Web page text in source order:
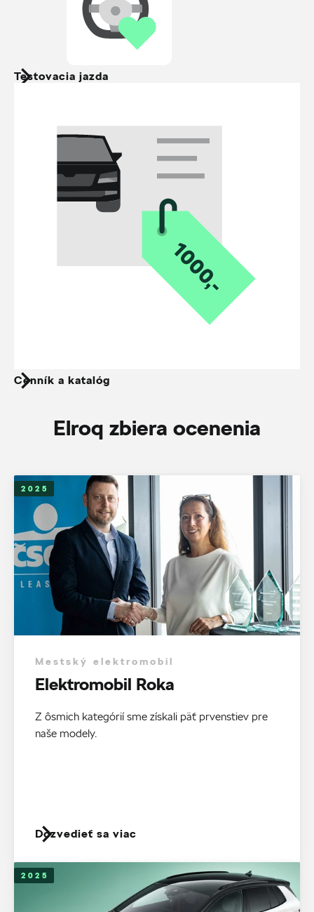
Testovacia jazda
Cenník a katalóg
Elroq zbiera ocenenia
2025
Mestský elektromobil
Elektromobil Roka
Z ôsmich kategórií sme získali päť prvenstiev pre
naše modely.
Dozvedieť sa viac
2025